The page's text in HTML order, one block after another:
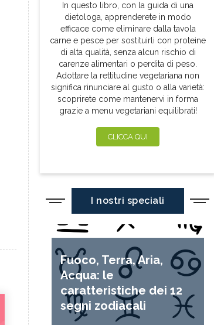
In questo libro, con la guida di una
dietologa, apprenderete in modo
efficace come eliminare dalla tavola
carne e pesce per sostituirli con proteine
di alta qualità, senza alcun rischio di
carenze alimentari o perdita di peso.
Adottare la rettitudine vegetariana non
significa rinunciare al gusto o alla varietà:
scoprirete come mantenervi in forma
grazie a menu vegetariani equilibrati!
CLICCA QUI
I nostri speciali
Fuoco, Terra, Aria,
Acqua: le
caratteristiche dei 12
segni zodiacali